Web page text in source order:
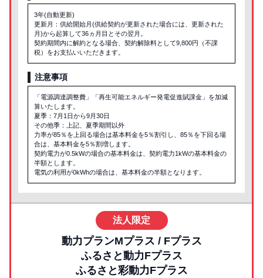
3年(自動更新)
更新月：供給開始月(供給契約が更新された場合には、更新された
月)から起算して36ヵ月目とその翌月。
契約期間内に解約となる場合、契約解除料として9,800円（不課
税）をお支払いいただきます。
注意事項
「電源調達調整費」「再生可能エネルギー発電促進賦課金」を加減
算いたします。
夏季：7月1日から9月30日
その他季：上記、夏季期間以外
力率が85％を上回る場合は基本料金を5％割引し、85％を下回る場
合は、基本料金を5％割増します。
契約電力が0.5kWの場合の基本料金は、契約電力1kWの基本料金の
半額とします。
電気の利用が0kWhの場合は、基本料金の半額となります。
動力プランMプラス / Fプラス
ふるさと動力Fプラス
ふるさと彩動力Fプラス
法人限定